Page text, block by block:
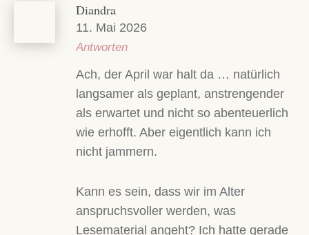
Diandra
11. Mai 2026
Antworten
Ach, der April war halt da … natürlich
langsamer als geplant, anstrengender
als erwartet und nicht so abenteuerlich
wie erhofft. Aber eigentlich kann ich
nicht jammern.
Kann es sein, dass wir im Alter
anspruchsvoller werden, was
Lesematerial angeht? Ich hatte gerade